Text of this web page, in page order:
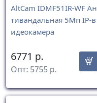
AltCam IDMF51IR-WF Ан
тивандальная 5Мп IP-в
идеокамера
6771 р.
Опт: 5755 р.